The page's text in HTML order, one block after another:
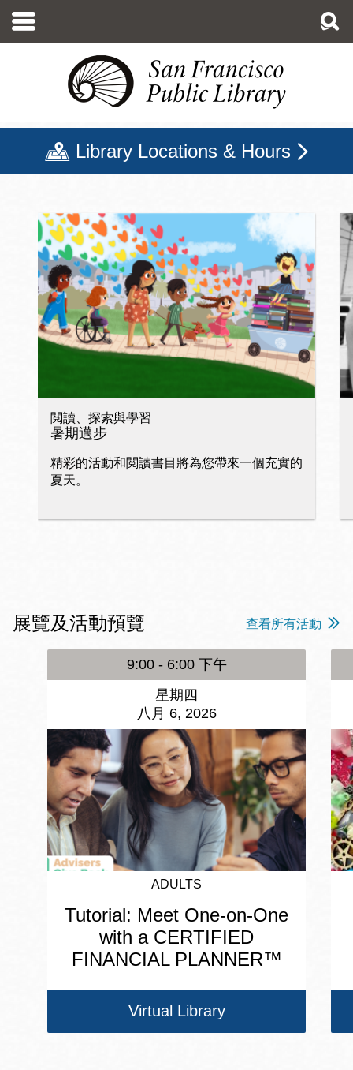
至
Library Locations & Hours
三藩市公立圖書館主頁
閲讀、探索與學習
暑期邁步
精彩的活動和閲讀書目將為您帶來一個充實的
夏天。
展覽及活動預覽 查看所有活動
9:00 - 6:00 下午
星期四
八月 6, 2026
ADULTS
Tutorial: Meet One-on-One
with a CERTIFIED
FINANCIAL PLANNER™
Virtual Library